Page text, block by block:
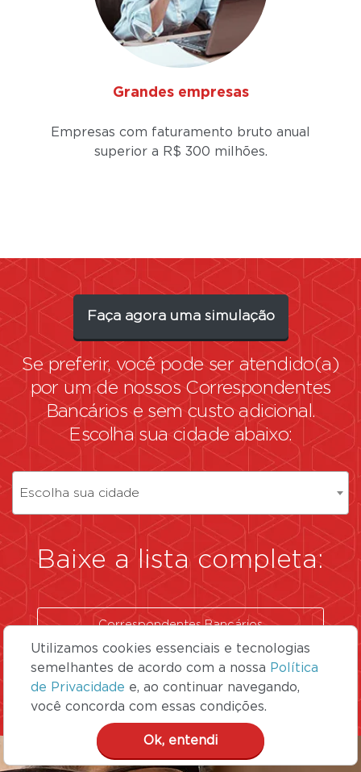
Grandes empresas
Empresas com faturamento bruto anual
superior a R$ 300 milhões.
Faça agora uma simulação
Se preferir, você pode ser atendido(a)
por um de nossosCorrespondentes
Bancáriose sem custo adicional.
Escolha sua cidade abaixo:
Escolha sua cidade
Baixe a lista completa:
Correspondentes Bancários
Utilizamos cookies essenciais e tecnologias
semelhantes de acordo com a nossa Política
de Privacidade e, ao continuar navegando,
você concorda com essas condições.
Ok, entendi